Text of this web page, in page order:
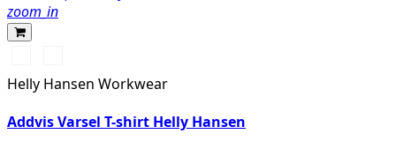
zoom_in
YELLOWORANGE
Helly Hansen Workwear
Addvis Varsel T-shirt Helly Hansen